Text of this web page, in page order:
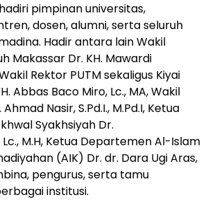
pimpinan universitas,
dosen, alumni, serta seluruh
Hadir antara lain Wakil
Makassar Dr. KH. Mawardi
Rektor PUTM sekaligus Kiyai
Abbas Baco Miro, Lc., MA, Wakil
Nasir, S.Pd.I., M.Pd.I, Ketua
Syakhsiyah Dr.
M.H, Ketua Departemen Al-Islam
(AIK) Dr. dr. Dara Ugi Aras,
pengurus, serta tamu
institusi.